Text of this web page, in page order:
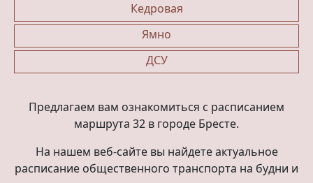
Кедровая
Ямно
ДСУ
Предлагаем вам ознакомиться с расписанием
маршрута 32 в городе Бресте.
На нашем веб-сайте вы найдете актуальное
расписание общественного транспорта на будни и